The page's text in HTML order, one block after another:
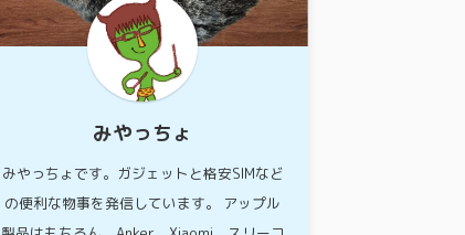
みやっちょ
みやっちょです。ガジェットと格安SIMなど
の便利な物事を発信しています。 アップル